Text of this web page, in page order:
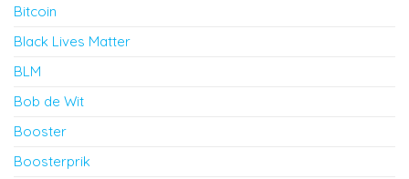
Bitcoin
Black Lives Matter
BLM
Bob de Wit
Booster
Boosterprik